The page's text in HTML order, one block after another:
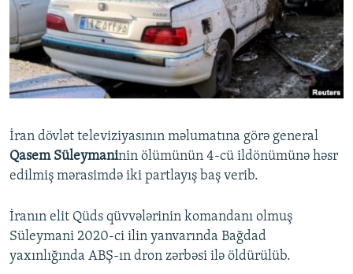
İNFOQRAFIKA
KARIKATURA
AZƏRBAYCAN ƏDƏBIYYATI KITABXANASI
İSLAM VƏ DEMOKRATIYA
İZ - MƏDƏNIYYƏT PROQRAMI
MISSIYAMIZ
PEŞƏ ETIKASI VƏ JURNALISTIKA STANDARTLARIMIZ
MATERIALLARIMIZDAN ISTIFADƏ
AZADLIQRADIOSU MOBIL TELEFONUNUZDA
XƏBƏR BÜLLETENLƏRIMIZ
BIZI IZLƏ
RFE/RL-in bütün saytları
İran dövlət televiziyasının məlumatına görə general
Qasem Süleymaninin ölümünün 4-cü ildönümünə həsr
edilmiş mərasimdə iki partlayış baş verib.
İranın elit Qüds qüvvələrinin komandanı olmuş
Süleymani 2020-ci ilin yanvarında Bağdad
yaxınlığında ABŞ-ın dron zərbəsi ilə öldürülüb.